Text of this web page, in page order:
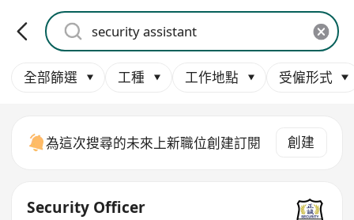
全部篩選 工種 工作地點 受僱形式
為這次搜尋的未來上新職位創建訂閱 創建
Security Officer